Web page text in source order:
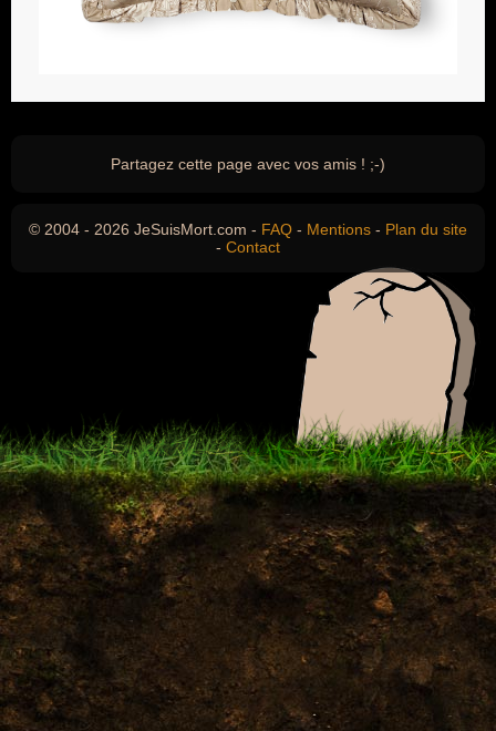
Partagez cette page avec vos amis ! ;-)
© 2004 - 2026 JeSuisMort.com - FAQ - Mentions - Plan du site
- Contact